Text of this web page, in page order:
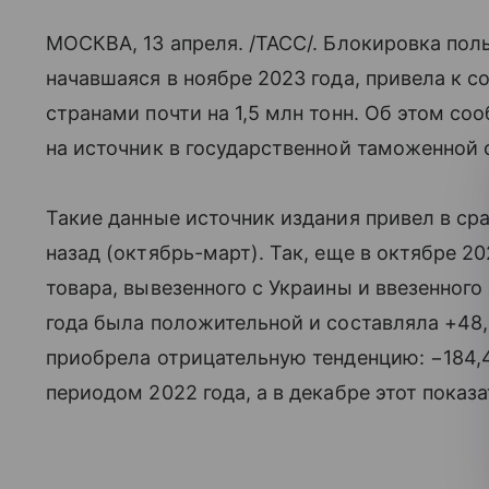
МОСКВА, 13 апреля. /ТАСС/. Блокировка
начавшаяся в ноябре 2023 года, привела к
странами почти на 1,5 млн тонн. Об этом
на источник в государственной таможенной
Такие данные источник издания привел в
назад (октябрь-март). Так, еще в октябре
товара, вывезенного с Украины и
года была положительной и составляла
приобрела отрицательную тенденцию:
периодом 2022 года, а в декабре этот